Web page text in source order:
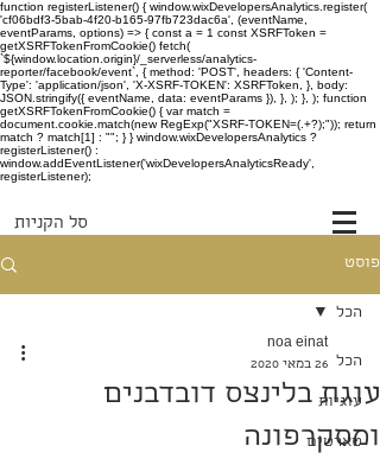
function registerListener() { window.wixDevelopersAnalytics.register(
'cf06bdf3-5bab-4f20-b165-97fb723dac6a', (eventName,
eventParams, options) => { const a = 1 const XSRFToken =
getXSRFTokenFromCookie() fetch(
`${window.location.origin}/_serverless/analytics-
reporter/facebook/event`, { method: 'POST', headers: { 'Content-
Type': 'application/json', 'X-XSRF-TOKEN': XSRFToken, }, body:
JSON.stringify({ eventName, data: eventParams }), }, ); }, ); function
getXSRFTokenFromCookie() { var match =
document.cookie.match(new RegExp("XSRF-TOKEN=(.+?);")); return
match ? match[1] : ""; } } window.wixDevelopersAnalytics ?
registerListener() :
window.addEventListener('wixDevelopersAnalyticsReady',
registerListener);
סל הקניות
פוסט
הכל
עוגיות
טארטים
הכל
עוגת בלינצס דובדבנים
ומסקרפונה
noa einat
26 במאי 2020